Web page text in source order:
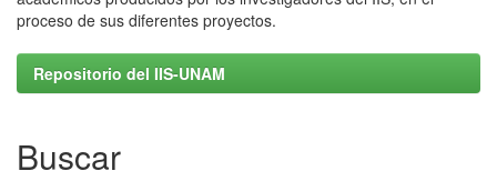
proceso de sus diferentes proyectos.
Repositorio del IIS-UNAM
Buscar